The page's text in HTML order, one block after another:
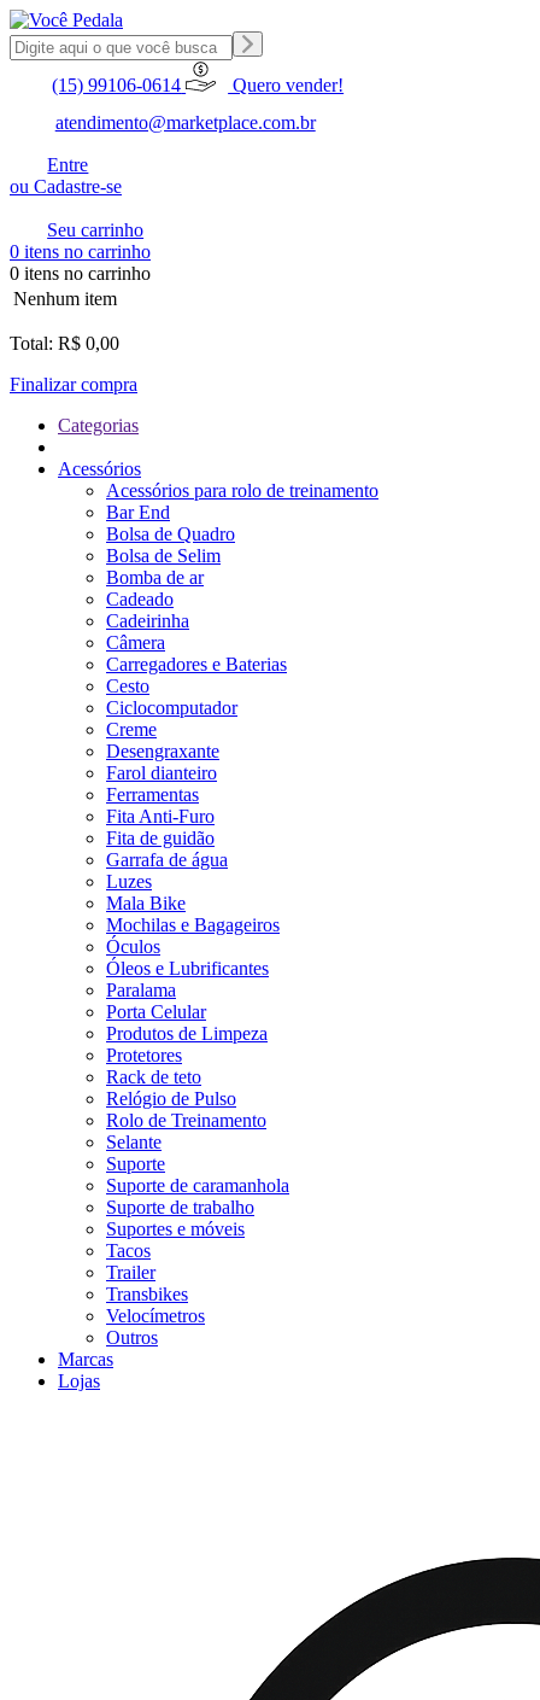
(15) 99106-0614
Quero vender!
atendimento@marketplace.com.br
Entre
ou Cadastre-se
Seu carrinho
0 itens no carrinho
0 itens no carrinho
Nenhum item
Total: R$ 0,00
Finalizar compra
Categorias
Acessórios
Acessórios para rolo de treinamento
Bar End
Bolsa de Quadro
Bolsa de Selim
Bomba de ar
Cadeado
Cadeirinha
Câmera
Carregadores e Baterias
Cesto
Ciclocomputador
Creme
Desengraxante
Farol dianteiro
Ferramentas
Fita Anti-Furo
Fita de guidão
Garrafa de água
Luzes
Mala Bike
Mochilas e Bagageiros
Óculos
Óleos e Lubrificantes
Paralama
Porta Celular
Produtos de Limpeza
Protetores
Rack de teto
Relógio de Pulso
Rolo de Treinamento
Selante
Suporte
Suporte de caramanhola
Suporte de trabalho
Suportes e móveis
Tacos
Trailer
Transbikes
Velocímetros
Outros
Marcas
Lojas